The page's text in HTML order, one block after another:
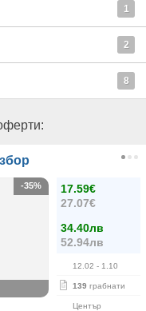
1
2
8
17.59€
27.07€
34.40лв
52.94лв
12.02 - 1.10
139 грабнати
Център
-35%